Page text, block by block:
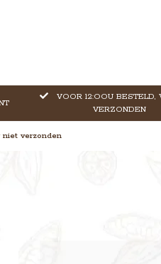
VOOR 12:OOU BESTELD,
VERZONDEN
verzonden